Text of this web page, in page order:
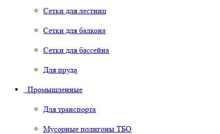
Сетки для лестниц
Сетки для балкона
Сетки для бассейна
Для пруда
Промышленные
Для транспорта
Мусорные полигоны ТБО